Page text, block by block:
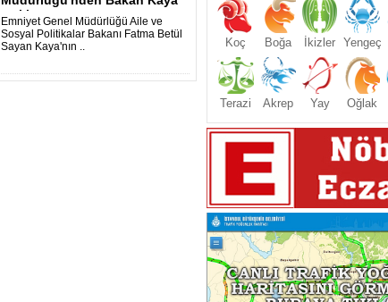
açıklaması
Emniyet Genel Müdürlüğü Aile ve
Sosyal Politikalar Bakanı Fatma Betül
Sayan Kaya'nın ..
Koç Boğa İkizler Yengeç
Terazi Akrep Yay Oğlak